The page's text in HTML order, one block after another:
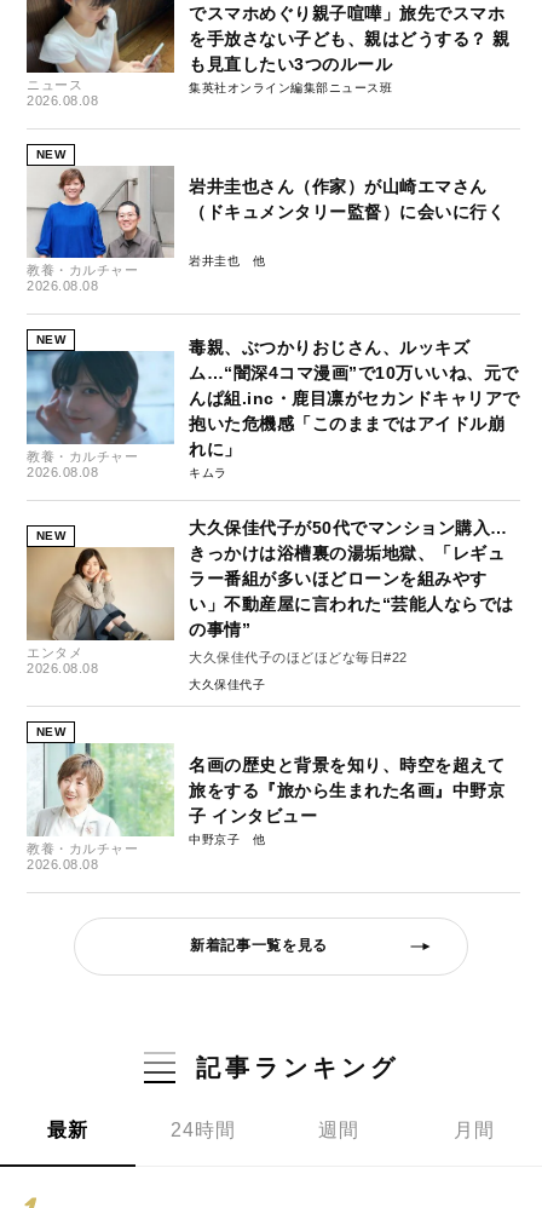
ニュース
2026.08.08
でスマホめぐり親子喧嘩」旅先でスマホ
を手放さない子ども、親はどうする？ 親
も見直したい3つのルール
集英社オンライン編集部ニュース班
NEW
教養・カルチャー
2026.08.08
岩井圭也さん（作家）が山崎エマさん
（ドキュメンタリー監督）に会いに行く
岩井圭也
NEW
教養・カルチャー
2026.08.08
毒親、ぶつかりおじさん、ルッキズ
ム…“闇深4コマ漫画”で10万いいね、元で
んぱ組.inc・鹿目凛がセカンドキャリアで
抱いた危機感「このままではアイドル崩
れに」
キムラ
NEW
エンタメ
2026.08.08
大久保佳代子が50代でマンション購入…
きっかけは浴槽裏の湯垢地獄、「レギュ
ラー番組が多いほどローンを組みやす
い」不動産屋に言われた“芸能人ならでは
の事情”
大久保佳代子のほどほどな毎日#22
大久保佳代子
NEW
教養・カルチャー
2026.08.08
名画の歴史と背景を知り、時空を超えて
旅をする『旅から生まれた名画』中野京
子 インタビュー
中野京子
新着記事一覧を見る
記事ランキング
最新 24時間 週間 月間